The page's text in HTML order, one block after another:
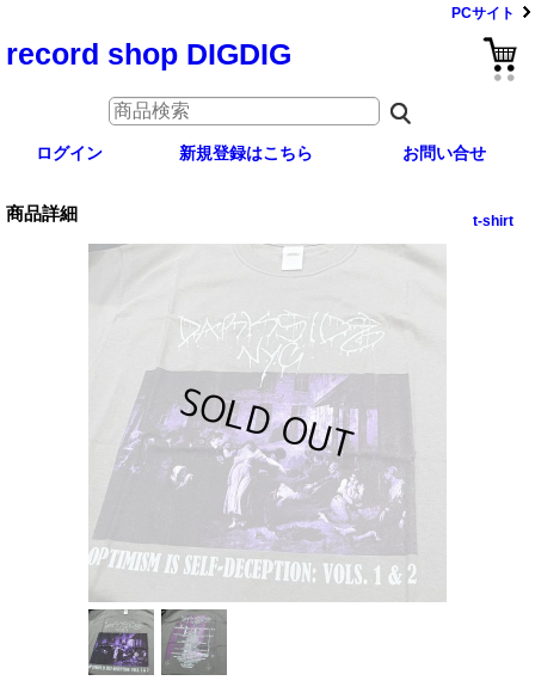
PCサイト
record shop DIGDIG
ログイン 新規登録はこちら お問い合せ
商品詳細 t-shirt